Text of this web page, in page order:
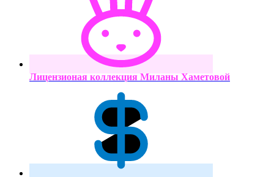
Лицензионая коллекция Миланы Хаметовой